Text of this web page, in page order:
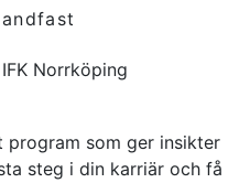
Norrköping
program som ger insikter
steg i din karriär och få